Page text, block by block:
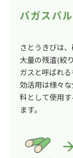
バガスパ
さとうきびは
大量の残渣(絞
ガスと呼ばれ
効活用は様々
料として使用
ます。